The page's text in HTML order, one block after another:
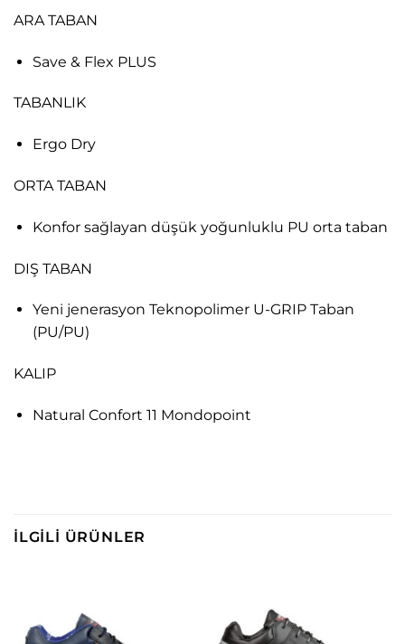
ARA TABAN
Save & Flex PLUS
TABANLIK
Ergo Dry
ORTA TABAN
Konfor sağlayan düşük yoğunluklu PU orta taban
DIŞ TABAN
Yeni jenerasyon Teknopolimer U-GRIP Taban
(PU/PU)
KALIP
Natural Confort 11 Mondopoint
İLGILI ÜRÜNLER